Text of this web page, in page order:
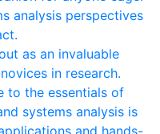
analysis perspectives
as an invaluable
in research.
to the essentials of
systems analysis is
and hands-